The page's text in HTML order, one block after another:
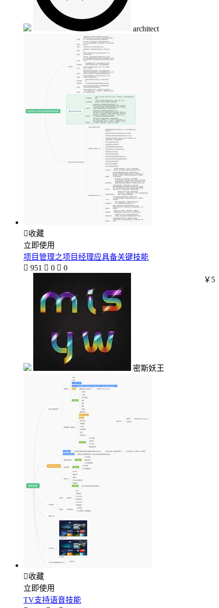
architect
收藏
立即使用
项目管理之项目经理应具备关键技能
 951  0  0
密斯妖王
￥5
收藏
立即使用
TV支持语音技能